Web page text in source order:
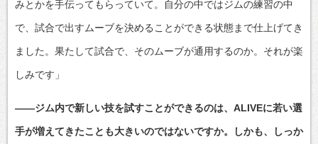
みとかを手伝ってもらっていて。自分の中ではジムの練習の中
で、試合で出すムーブを決めることができる状態まで仕上げてき
ました。果たして試合で、そのムーブが通用するのか。それが楽
しみです」
――ジム内で新しい技を試すことができるのは、ALIVEに若い選
手が増えてきたことも大きいのではないですか。しかも、しっか